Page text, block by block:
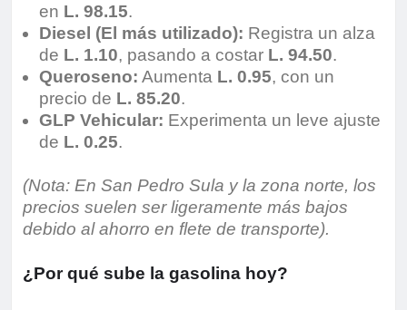
en L. 98.15.
Diesel (El más utilizado): Registra un alza
de L. 1.10, pasando a costar L. 94.50.
Queroseno: Aumenta L. 0.95, con un
precio de L. 85.20.
GLP Vehicular: Experimenta un leve ajuste
de L. 0.25.
(Nota: En San Pedro Sula y la zona norte, los
precios suelen ser ligeramente más bajos
debido al ahorro en flete de transporte).
¿Por qué sube la gasolina hoy?